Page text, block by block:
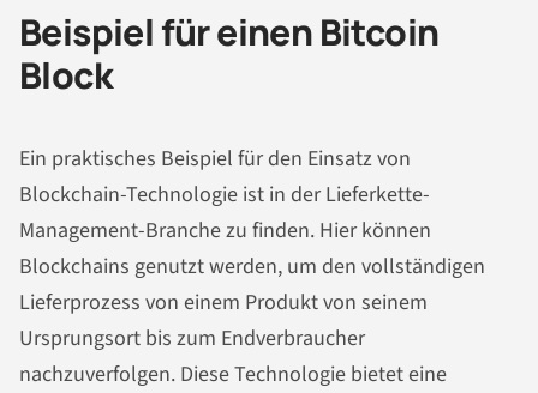
Beispiel für einen Bitcoin
Block
Ein praktisches Beispiel für den Einsatz von
Blockchain-Technologie ist in der Lieferkette-
Management-Branche zu finden. Hier können
Blockchains genutzt werden, um den vollständigen
Lieferprozess von einem Produkt von seinem
Ursprungsort bis zum Endverbraucher
nachzuverfolgen. Diese Technologie bietet eine